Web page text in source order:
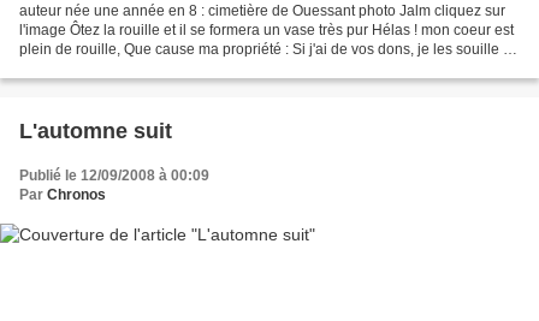
auteur née une année en 8 : cimetière de Ouessant photo Jalm cliquez sur
l'image Ôtez la rouille et il se formera un vase très pur Hélas ! mon coeur est
plein de rouille, Que cause ma propriété : Si j'ai de vos dons, je les souille ;
L'automne suit
Publié le 12/09/2008 à 00:09
Par Chronos